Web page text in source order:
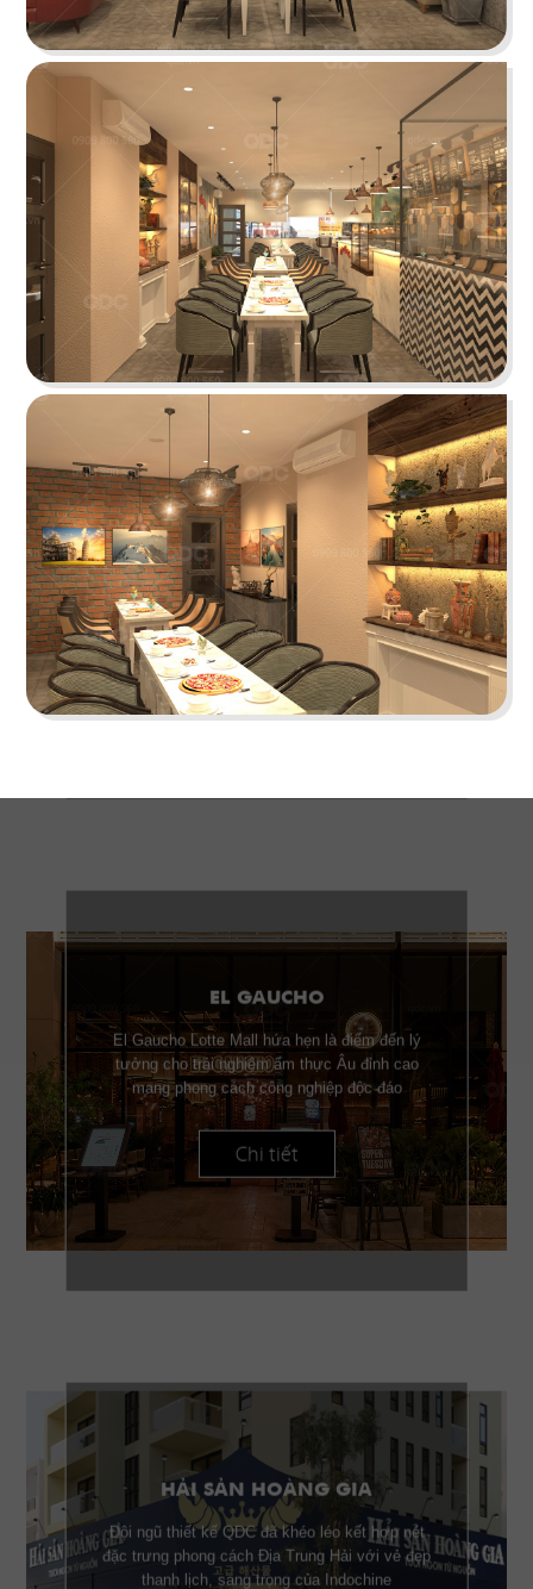
PHÊ LA
Dự án mới nhất của chúng tôi, Phê La - Biên Hòa
tọa lạc trên con đường Võ Thị Sáu sầm uất...
Chi tiết
HIGHLANDS COFFEE
Highlands Sunwah do QDC Design & Build thi
công sở hữu không gian hai mặt tiền rộng rãi
cùng phong cách thiết kế hiện đại, sang trọng.
Chi tiết
EL GAUCHO
El Gaucho Lotte Mall hứa hẹn là điểm đến lý
tưởng cho trải nghiệm ẩm thực Âu đỉnh cao
mang phong cách công nghiệp độc đáo
Chi tiết
HẢI SẢN HOÀNG GIA
Đội ngũ thiết kế QDC đã khéo léo kết hợp nét
đặc trưng phong cách Địa Trung Hải với vẻ đẹp
thanh lịch, sang trọng của Indochine